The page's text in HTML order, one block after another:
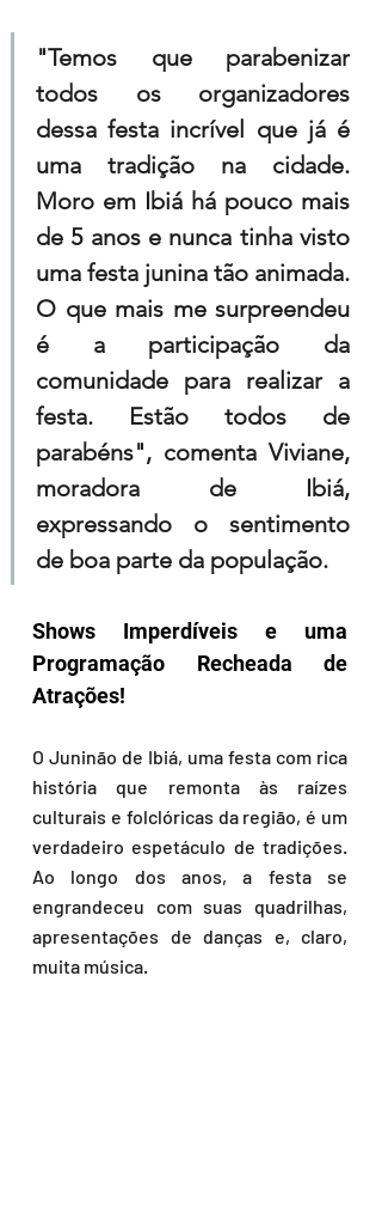
"Temos que parabenizar
todos os organizadores
dessa festa incrível que já é
uma tradição na cidade.
Moro em Ibiá há pouco mais
de 5 anos e nunca tinha visto
uma festa junina tão animada.
O que mais me surpreendeu
é a participação da
comunidade para realizar a
festa. Estão todos de
parabéns", comenta Viviane,
moradora de Ibiá,
expressando o sentimento
de boa parte da população.
Shows Imperdíveis e uma
Programação Recheada de
Atrações!
O Juninão de Ibiá, uma festa com rica
história que remonta às raízes
culturais e folclóricas da região, é um
verdadeiro espetáculo de tradições.
Ao longo dos anos, a festa se
engrandeceu com suas quadrilhas,
apresentações de danças e, claro,
muita música.